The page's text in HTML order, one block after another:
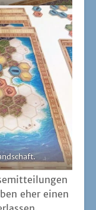
eher einen